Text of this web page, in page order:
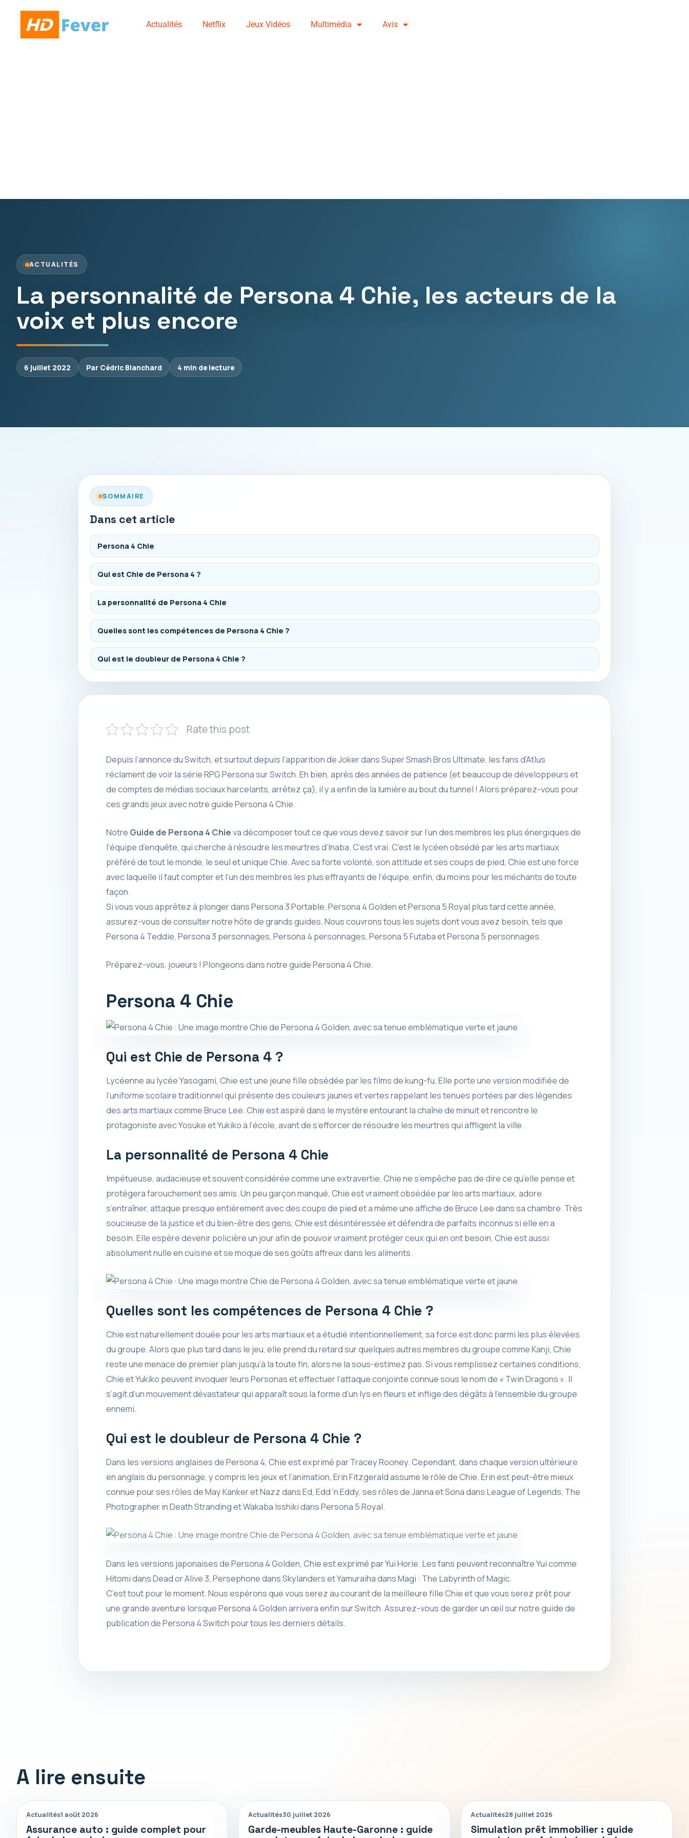
Actualités Netflix Jeux Vidéos Multimédia Avis
ACTUALITÉS
La personnalité de Persona 4 Chie, les acteurs de la
voix et plus encore
6 juillet 2022 Par Cédric Blanchard 4 min de lecture
SOMMAIRE
Dans cet article
Persona 4 Chie
Qui est Chie de Persona 4 ?
La personnalité de Persona 4 Chie
Quelles sont les compétences de Persona 4 Chie ?
Qui est le doubleur de Persona 4 Chie ?
Rate this post
Depuis l’annonce du Switch, et surtout depuis l’apparition de Joker dans Super Smash Bros Ultimate, les fans d’Atlus
réclament de voir la série RPG Persona sur Switch. Eh bien, après des années de patience (et beaucoup de développeurs et
de comptes de médias sociaux harcelants, arrêtez ça), il y a enfin de la lumière au bout du tunnel ! Alors préparez-vous pour
ces grands jeux avec notre guide Persona 4 Chie.
Notre Guide de Persona 4 Chieva décomposer tout ce que vous devez savoir sur l’un des membres les plus énergiques de
l’équipe d’enquête, qui cherche à résoudre les meurtres d’Inaba. C’est vrai. C’est le lycéen obsédé par les arts martiaux
préféré de tout le monde, le seul et unique Chie. Avec sa forte volonté, son attitude et ses coups de pied, Chie est une force
avec laquelle il faut compter et l’un des membres les plus effrayants de l’équipe, enfin, du moins pour les méchants de toute
façon.
Si vous vous apprêtez à plonger dans Persona 3 Portable, Persona 4 Golden et Persona 5 Royal plus tard cette année,
assurez-vous de consulter notre hôte de grands guides. Nous couvrons tous les sujets dont vous avez besoin, tels que
Persona 4 Teddie, Persona 3 personnages, Persona 4 personnages, Persona 5 Futaba et Persona 5 personnages.
Préparez-vous, joueurs ! Plongeons dans notre guide Persona 4 Chie.
Persona 4 Chie
Qui est Chie de Persona 4 ?
Lycéenne au lycée Yasogami, Chie est une jeune fille obsédée par les films de kung-fu. Elle porte une version modifiée de
l’uniforme scolaire traditionnel qui présente des couleurs jaunes et vertes rappelant les tenues portées par des légendes
des arts martiaux comme Bruce Lee. Chie est aspiré dans le mystère entourant la chaîne de minuit et rencontre le
protagoniste avec Yosuke et Yukiko à l’école, avant de s’efforcer de résoudre les meurtres qui affligent la ville.
La personnalité de Persona 4 Chie
Impétueuse, audacieuse et souvent considérée comme une extravertie, Chie ne s’empêche pas de dire ce qu’elle pense et
protégera farouchement ses amis. Un peu garçon manqué, Chie est vraiment obsédée par les arts martiaux, adore
s’entraîner, attaque presque entièrement avec des coups de pied et a même une affiche de Bruce Lee dans sa chambre. Très
soucieuse de la justice et du bien-être des gens, Chie est désintéressée et défendra de parfaits inconnus si elle en a
besoin. Elle espère devenir policière un jour afin de pouvoir vraiment protéger ceux qui en ont besoin. Chie est aussi
absolument nulle en cuisine et se moque de ses goûts affreux dans les aliments.
Quelles sont les compétences de Persona 4 Chie ?
Chie est naturellement douée pour les arts martiaux et a étudié intentionnellement, sa force est donc parmi les plus élevées
du groupe. Alors que plus tard dans le jeu, elle prend du retard sur quelques autres membres du groupe comme Kanji, Chie
reste une menace de premier plan jusqu’à la toute fin, alors ne la sous-estimez pas. Si vous remplissez certaines conditions,
Chie et Yukiko peuvent invoquer leurs Personas et effectuer l’attaque conjointe connue sous le nom de « Twin Dragons ». Il
s’agit d’un mouvement dévastateur qui apparaît sous la forme d’un lys en fleurs et inflige des dégâts à l’ensemble du groupe
ennemi.
Qui est le doubleur de Persona 4 Chie ?
Dans les versions anglaises de Persona 4, Chie est exprimé par Tracey Rooney. Cependant, dans chaque version ultérieure
en anglais du personnage, y compris les jeux et l’animation, Erin Fitzgerald assume le rôle de Chie. Erin est peut-être mieux
connue pour ses rôles de May Kanker et Nazz dans Ed, Edd ‘n Eddy, ses rôles de Janna et Sona dans League of Legends, The
Photographer in Death Stranding et Wakaba Isshiki dans Persona 5 Royal.
Dans les versions japonaises de Persona 4 Golden, Chie est exprimé par Yui Horie. Les fans peuvent reconnaître Yui comme
Hitomi dans Dead or Alive 3, Persephone dans Skylanders et Yamuraiha dans Magi : The Labyrinth of Magic.
C’est tout pour le moment. Nous espérons que vous serez au courant de la meilleure fille Chie et que vous serez prêt pour
une grande aventure lorsque Persona 4 Golden arrivera enfin sur Switch. Assurez-vous de garder un œil sur notre guide de
publication de Persona 4 Switch pour tous les derniers détails.
A lire ensuite
Actualités1 août 2026
Assurance auto : guide complet pour
Actualités30 juillet 2026
Garde-meubles Haute-Garonne : guide
Actualités28 juillet 2026
Simulation prêt immobilier : guide